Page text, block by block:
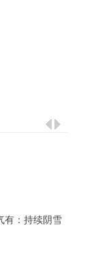
有：持续阴雪（雨、...